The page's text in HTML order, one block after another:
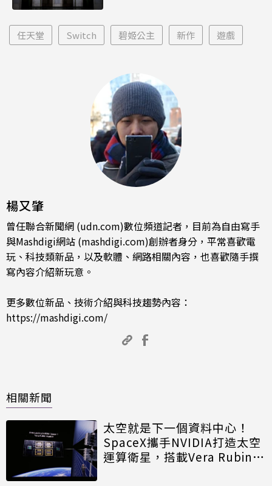
任天堂 Switch 碧姬公主 新作 遊戲
楊又肇
曾任聯合新聞網 (udn.com)數位頻道記者，目前為自由寫手
與Mashdigi網站 (mashdigi.com)創辦者身分，平常喜歡電
玩、科技類新品，以及軟體、網路相關內容，也喜歡隨手撰
寫內容介紹新玩意。
更多數位新品、技術介紹與科技趨勢內容：
https://mashdigi.com/
相關新聞
太空就是下一個資料中心！
SpaceX攜手NVIDIA打造太空
運算衛星，搭載Vera Rubin運